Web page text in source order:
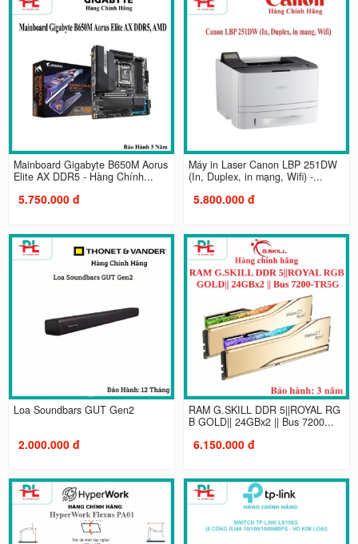
Mainboard Gigabyte B650M Aorus
Elite AX DDR5 - Hàng Chính...
5.750.000 đ
Máy in Laser Canon LBP 251DW
(In, Duplex, in mạng, Wifi) -...
5.800.000 đ
Loa Soundbars GUT Gen2
2.000.000 đ
RAM G.SKILL DDR 5||ROYAL RG
B GOLD|| 24GBx2 || Bus 7200...
6.150.000 đ